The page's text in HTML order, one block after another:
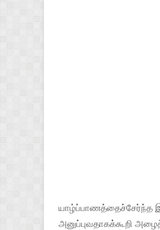
யாழ்ப்பாணத்தைச்சேர்ந்த
அனுப்புவதாகக்கூறி